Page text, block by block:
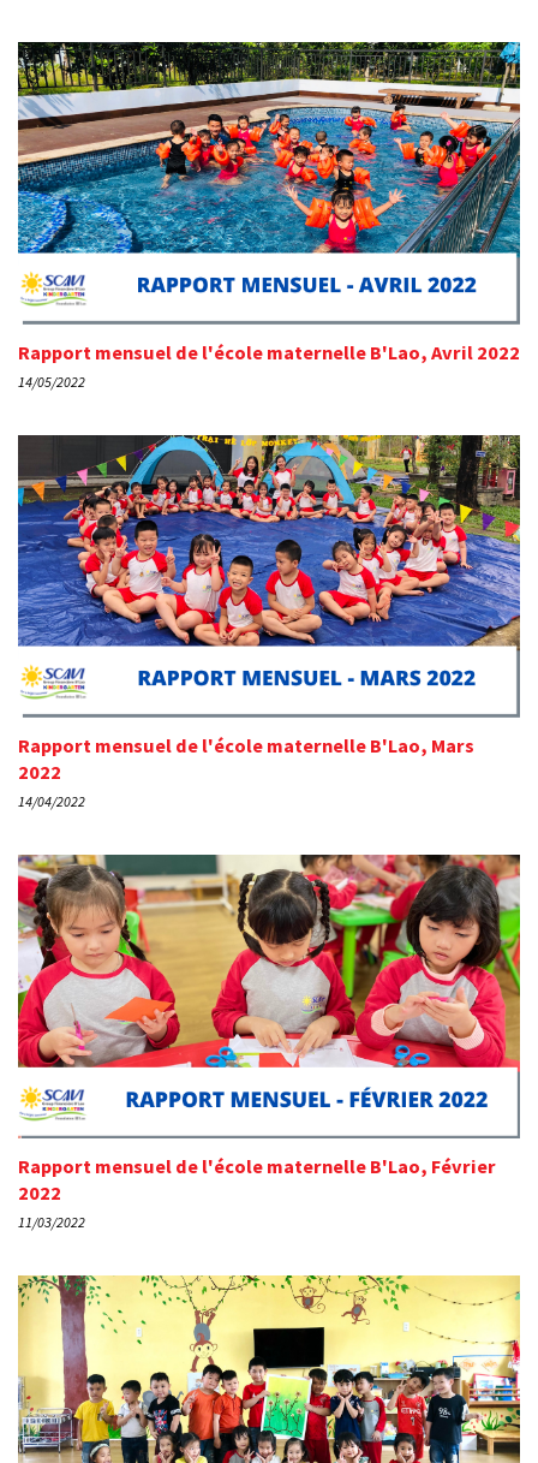
Rapport mensuel de l'école maternelle B'Lao, Avril 2022
14/05/2022
Rapport mensuel de l'école maternelle B'Lao, Mars
2022
14/04/2022
Rapport mensuel de l'école maternelle B'Lao, Février
2022
11/03/2022